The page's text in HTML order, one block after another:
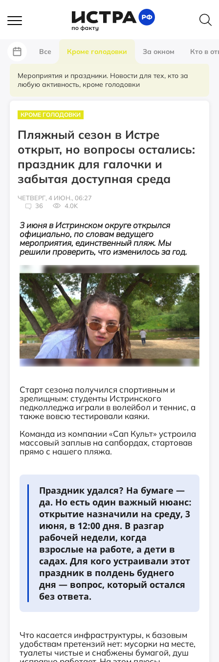
Все Кроме голодовки За окном Кто в
Мероприятия и праздники. Новости для тех, кто за
любую активность, кроме голодовки
КРОМЕ ГОЛОДОВКИ
Пляжный сезон в Истре
открыт, но вопросы остались:
праздник для галочки и
забытая доступная среда
ЧЕТВЕРГ, 4 ИЮН., 06:27
36
4.0K
3 июня в Истринском округе открылся
официально, по словам ведущего
мероприятия, единственный пляж. Мы
решили проверить, что изменилось за год.
Старт сезона получился спортивным и
зрелищным: студенты Истринского
педколледжа играли в волейбол и теннис, а
также вовсю тестировали каяки.
Команда из компании «Сап Культ» устроила
массовый заплыв на сапбордах, стартовав
прямо с нашего пляжа.
Праздник удался? На бумаге —
да. Но есть один важный нюанс:
открытие назначили на среду, 3
июня, в 12:00 дня. В разгар
рабочей недели, когда
взрослые на работе, а дети в
садах. Для кого устраивали этот
праздник в полдень буднего
дня — вопрос, который остался
без ответа.
Что касается инфраструктуры, к базовым
удобствам претензий нет: мусорки на месте,
туалеты чистые и снабжены бумагой, душ